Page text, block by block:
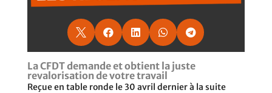
    
La CFDT demande et obtient la juste
revalorisation de votre travail
Reçue en table ronde le 30 avril dernier à la suite